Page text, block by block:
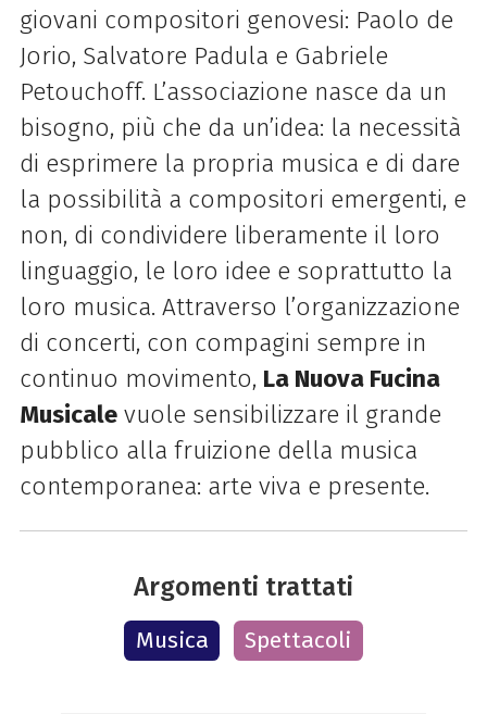
giovani compositori genovesi: Paolo de
Jorio, Salvatore Padula e Gabriele
Petouchoff. L’associazione nasce da un
bisogno, più che da un’idea: la necessità
di esprimere la propria musica e di dare
la possibilità a compositori emergenti, e
non, di condividere liberamente il loro
linguaggio, le loro idee e soprattutto la
loro musica. Attraverso l’organizzazione
di concerti, con compagini sempre in
continuo movimento, La Nuova Fucina
Musicalevuole sensibilizzare il grande
pubblico alla fruizione della musica
contemporanea: arte viva e presente.
Argomenti trattati
Musica Spettacoli